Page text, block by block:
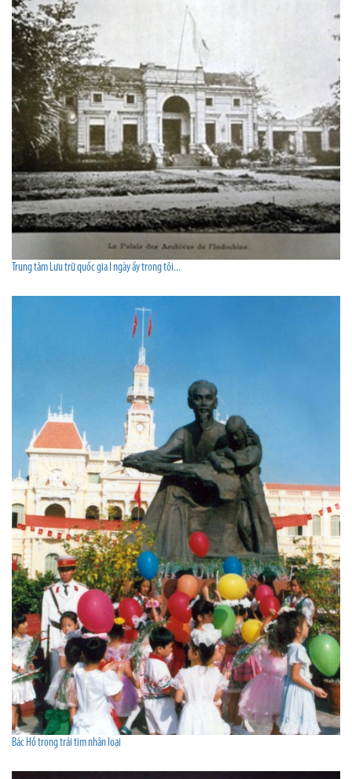
Trung tâm Lưu trữ quốc gia I ngày ấy trong tôi...
Bác Hồ trong trái tim nhân loại